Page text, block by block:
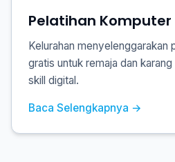
Pelatihan Komputer
Kelurahan menyelenggarakan
gratis untuk remaja dan
skill digital.
Baca Selengkapnya →